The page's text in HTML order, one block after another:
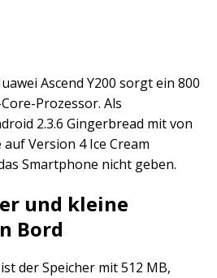
Ascend Y200 sorgt ein 800
Prozessor. Als
2.3.6 Gingerbread mit von
Version 4 Ice Cream
Smartphone nicht geben.
und kleine
Bord
der Speicher mit 512 MB,